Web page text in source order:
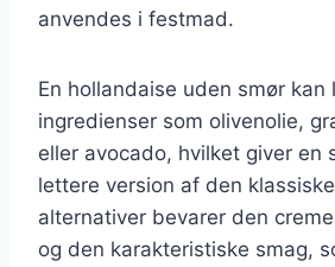
anvendes i festmad.
En hollandaise uden smør kan
ingredienser som olivenolie,
eller avocado, hvilket giver en
lettere version af den
alternativer bevarer den
og den karakteristiske smag,